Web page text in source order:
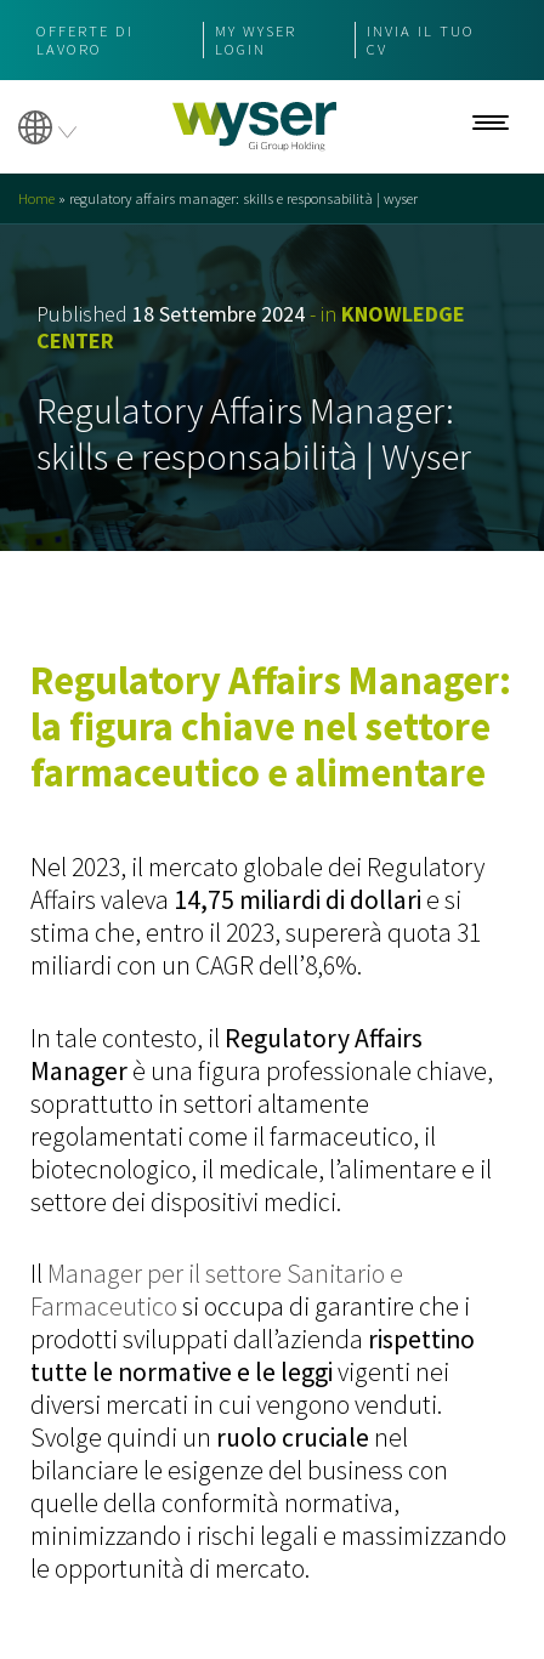
OFFERTE DI
LAVORO
MY WYSER
LOGIN
INVIA IL TUO
CV
Home » regulatory affairs manager: skills e responsabilità | wyser
Manager
Offerte di lavoro
Specializzazioni
Lavora con noi
Consulenza di carriera
Executive
Leader community
Aziende
Mappatura del mercato
Metodologia Executive
Servizi Executive
Noi
Il Gruppo
Insight
News
Knowledge Center
Report
Contattaci
OFFERTE DI LAVORO
MY WYSER LOGIN
INVIA IL TUO CV
Published 18 Settembre 2024- in KNOWLEDGE
CENTER
Regulatory Affairs Manager:
skills e responsabilità | Wyser
Regulatory Affairs Manager:
la figura chiave nel settore
farmaceutico e alimentare
Nel 2023, il mercato globale dei Regulatory
Affairs valeva 14,75 miliardi di dollari e si
stima che, entro il 2023, supererà quota 31
miliardi con un CAGR dell’8,6%.
In tale contesto, il Regulatory Affairs
Managerè una figura professionale chiave,
soprattutto in settori altamente
regolamentati come il farmaceutico, il
biotecnologico, il medicale, l’alimentare e il
settore dei dispositivi medici.
Il Manager per il settore Sanitario e
Farmaceuticosi occupa di garantire che i
prodotti sviluppati dall’azienda rispettino
tutte le normative e le leggivigenti nei
diversi mercati in cui vengono venduti.
Svolge quindi un ruolo cruciale nel
bilanciare le esigenze del business con
quelle della conformità normativa,
minimizzando i rischi legali e massimizzando
le opportunità di mercato.